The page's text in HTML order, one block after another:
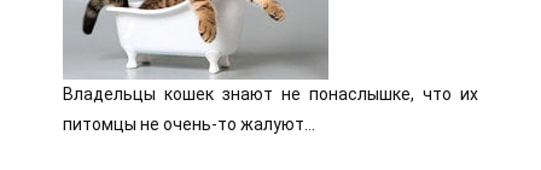
Владельцы кошек знают не понаслышке, что их
питомцы не очень-то жалуют…